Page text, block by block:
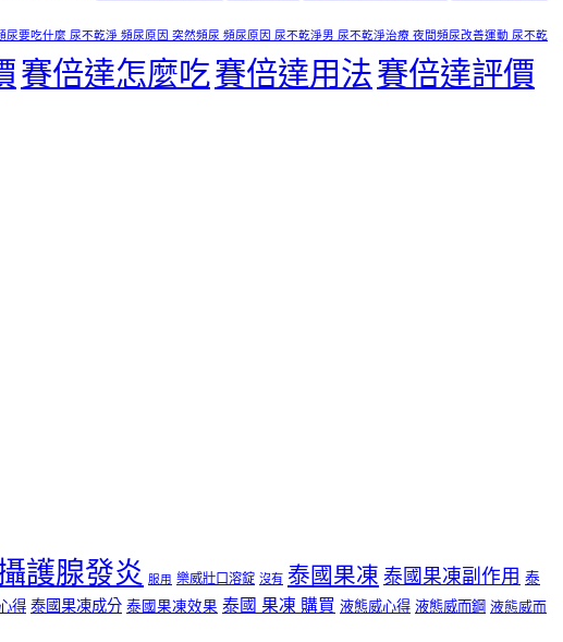
尿要吃什麼 尿不乾淨 頻尿原因 突然頻尿 頻尿原因 尿不乾淨男 尿不乾淨治療 夜間頻尿改善運動 尿不乾
賽倍達怎麼吃賽倍達用法賽倍達評價
護腺發炎 服用 樂威壯口溶錠 沒有 泰國果凍 泰國果凍副作用 泰
得 泰國果凍成分 泰國果凍效果 泰國 果凍 購買 液態威心得 液態威而鋼 液態威而